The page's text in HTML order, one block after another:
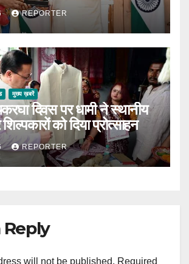
REPORTER
मुख्य ख़बरें
दिवस पर धामी ने स्थानीय
को दिया प्रोत्साहन
REPORTER
Reply
will not be published. Required